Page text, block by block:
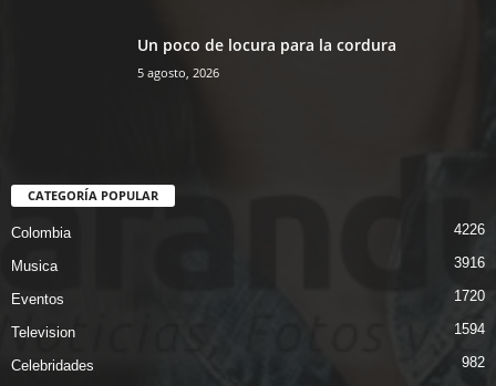
Un poco de locura para la cordura
5 agosto, 2026
CATEGORÍA POPULAR
Colombia 4226
Musica 3916
Eventos 1720
Television 1594
Celebridades 982